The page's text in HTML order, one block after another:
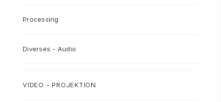
Processing
Diverses - Audio
VIDEO - PROJEKTION